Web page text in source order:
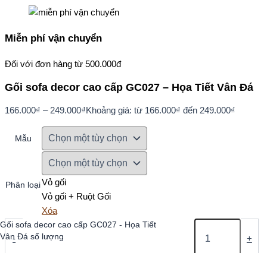
Miễn phí vận chuyển
Đối với đơn hàng từ 500.000đ
Gối sofa decor cao cấp GC027 – Họa Tiết Vân Đá
166.000₫ – 249.000₫Khoảng giá: từ 166.000₫ đến 249.000₫
Mẫu
Phân loạiVỏ gối
Vỏ gối + Ruột Gối
Xóa
-
Gối sofa decor cao cấp GC027 - Họa Tiết
Vân Đá số lượng
+